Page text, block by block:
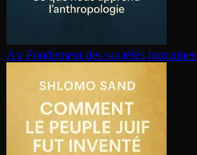
Au Fondement des sociétés humaines